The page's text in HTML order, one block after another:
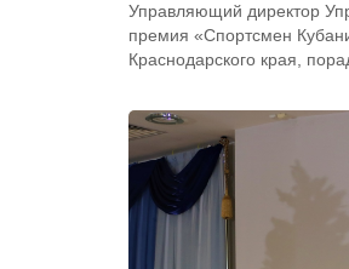
Управляющий директор
премия «Спортсмен
Краснодарского края,